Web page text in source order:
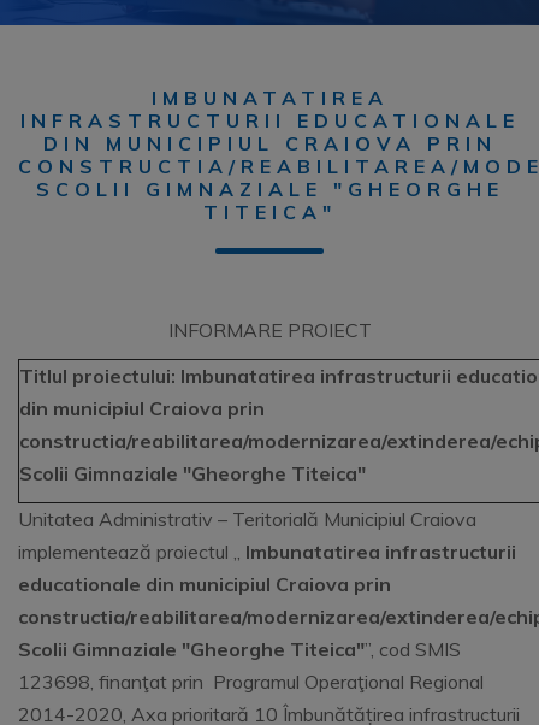
IMBUNATATIREA
INFRASTRUCTURII EDUCATIONALE
DIN MUNICIPIUL CRAIOVA PRIN
CONSTRUCTIA/REABILITAREA/
SCOLII GIMNAZIALE "GHEORGHE
TITEICA"
INFORMARE PROIECT
Titlul proiectului: Imbunatatirea infrastructurii
din municipiul Craiova prin
constructia/reabilitarea/modernizarea/extinderea/
Scolii Gimnaziale "Gheorghe Titeica"
Unitatea Administrativ – Teritorială Municipiul Craiova
implementează proiectul ,, Imbunatatirea infrastructurii
educationale din municipiul Craiova prin
constructia/reabilitarea/modernizarea/extinderea/
Scolii Gimnaziale "Gheorghe Titeica"’’, cod SMIS
123698, finanţat prin Programul Operaţional Regional
2014-2020, Axa prioritară 10 Îmbunătățirea infrastructurii